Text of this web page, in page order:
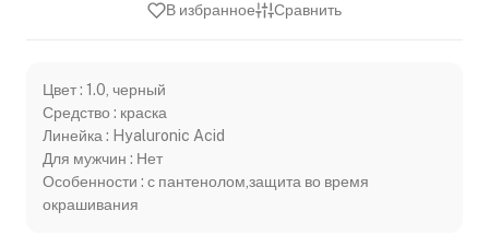
В избранное Сравнить
Цвет : 1.0, черный
Средство : краска
Линейка : Hyaluronic Acid
Для мужчин : Нет
Особенности : с пантенолом,защита во время
окрашивания